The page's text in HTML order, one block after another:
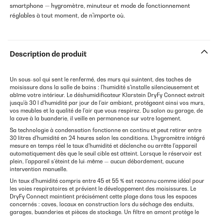
smartphone — hygromètre, minuteur et mode de fonctionnement
réglables à tout moment, de n'importe où.
Description de produit
Un sous-sol qui sent le renfermé, des murs qui suintent, des taches de
moisissure dans la salle de bains : l'humidité s'installe silencieusement et
abîme votre intérieur. Le déshumidificateur Klarstein DryFy Connect extrait
jusqu'à 30 l d'humidité par jour de l'air ambiant, protégeant ainsi vos murs,
vos meubles et la qualité de l'air que vous respirez. Du salon au garage, de
la cave à la buanderie, il veille en permanence sur votre logement.
Sa technologie à condensation fonctionne en continu et peut retirer entre
30 litres d'humidité en 24 heures selon les conditions. L'hygromètre intégré
mesure en temps réel le taux d'humidité et déclenche ou arrête l'appareil
automatiquement dès que le seuil cible est atteint. Lorsque le réservoir est
plein, l'appareil s'éteint de lui-même — aucun débordement, aucune
intervention manuelle.
Un taux d'humidité compris entre 45 et 55 % est reconnu comme idéal pour
les voies respiratoires et prévient le développement des moisissures. Le
DryFy Connect maintient précisément cette plage dans tous les espaces
concernés : caves, locaux en construction lors du séchage des enduits,
garages, buanderies et pièces de stockage. Un filtre en amont protège le